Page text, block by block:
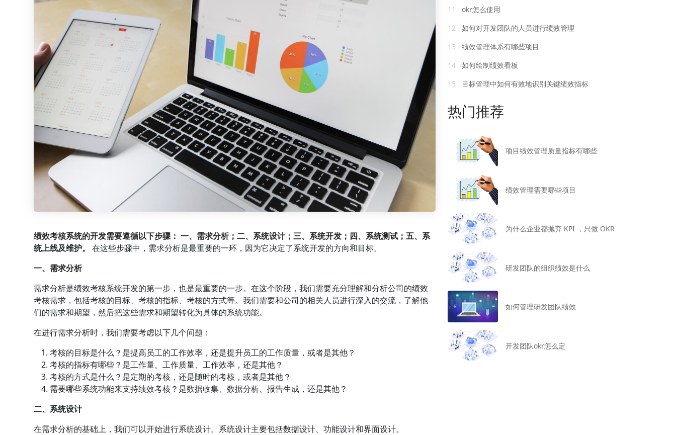
绩效考核系统的开发需要遵循以下步骤： 一、需求分析；二、系统设计；三、系统开发；四、系统测试；五、系
统上线及维护。
在这些步骤中，需求分析是最重要的一环，因为它决定了系统开发的方向和目标。
一、需求分析
需求分析是绩效考核系统开发的第一步，也是最重要的一步。在这个阶段，我们需要充分理解和分析公司的绩效
考核需求，包括考核的目标、考核的指标、考核的方式等。我们需要和公司的相关人员进行深入的交流，了解他
们的需求和期望，然后把这些需求和期望转化为具体的系统功能。
在进行需求分析时，我们需要考虑以下几个问题：
考核的目标是什么？是提高员工的工作效率，还是提升员工的工作质量，或者是其他？
考核的指标有哪些？是工作量、工作质量、工作效率，还是其他？
考核的方式是什么？是定期的考核，还是随时的考核，或者是其他？
需要哪些系统功能来支持绩效考核？是数据收集、数据分析、报告生成，还是其他？
二、系统设计
在需求分析的基础上，我们可以开始进行系统设计。系统设计主要包括数据设计、功能设计和界面设计。
11
okr怎么使用
12
如何对开发团队的人员进行绩效管理
13
绩效管理体系有哪些项目
14
如何绘制绩效看板
15
目标管理中如何有效地识别关键绩效指标
热门推荐
项目绩效管理质量指标有哪些
绩效管理需要哪些项目
为什么企业都抛弃 KPI ，只做 OKR
研发团队的组织绩效是什么
如何管理研发团队绩效
开发团队okr怎么定